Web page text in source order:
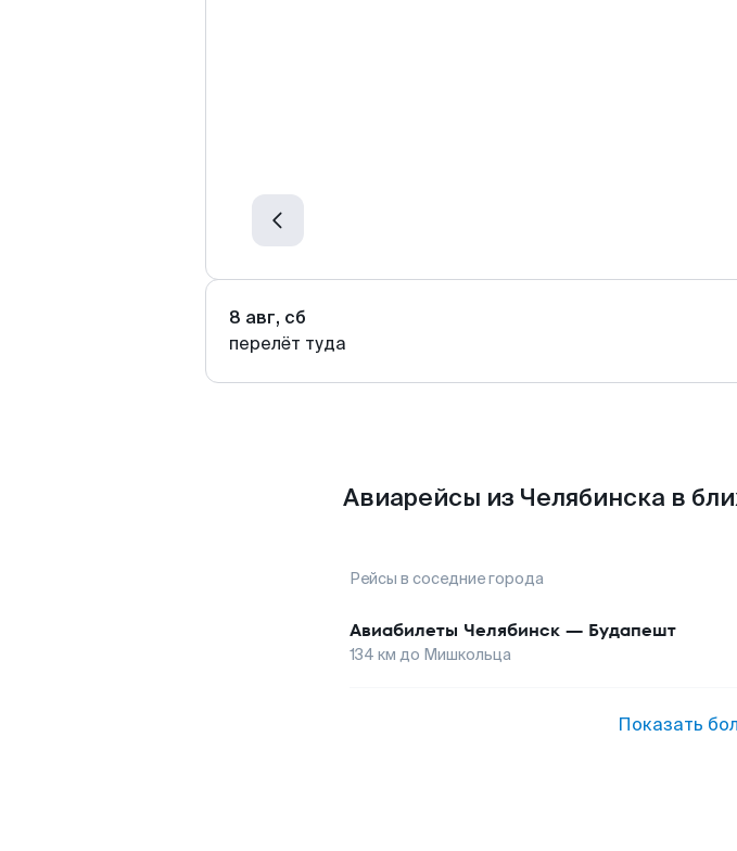
8 авг, сб
перелёт туда
Авиарейсы из Челябинска в
Рейсы в соседние города
Авиабилеты Челябинск — Будапешт
134 км до Мишкольца
Показать